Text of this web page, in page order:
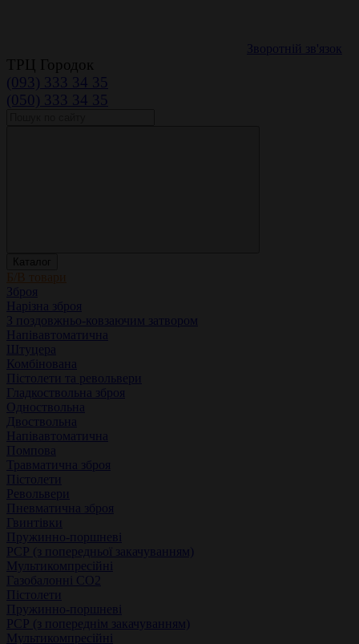
Зворотній зв'язок
ТРЦ Городок
(093) 333 34 35
(050) 333 34 35
Каталог
Б/В товари
Зброя
Нарізна зброя
З поздовжньо-ковзаючим затвором
Напівавтоматична
Штуцера
Комбінована
Пістолети та револьвери
Гладкоствольна зброя
Одноствольна
Двоствольна
Напівавтоматична
Помпова
Травматична зброя
Пістолети
Револьвери
Пневматична зброя
Гвинтівки
Пружинно-поршневі
РСР (з попередньої закачуванням)
Мультикомпресійні
Газобалонні СО2
Пістолети
Пружинно-поршневі
РСР (з попереднім закачуванням)
Мультикомпресійні